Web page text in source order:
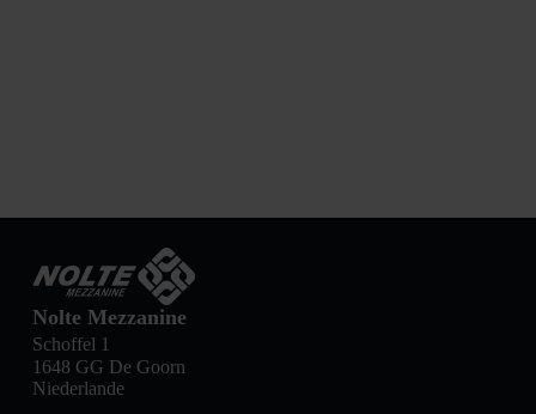
Nolte Mezzanine
Schoffel 1
1648 GG De Goorn
Niederlande